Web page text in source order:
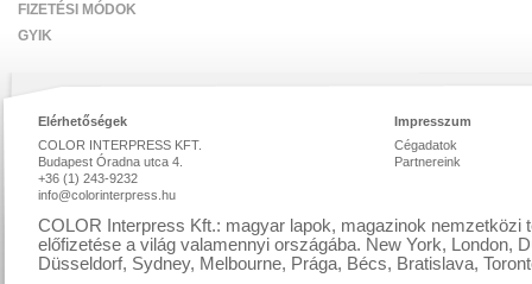
FIZETÉSI MÓDOK
GYIK
Elérhetőségek
COLOR INTERPRESS KFT.
Budapest Óradna utca 4.
+36 (1) 243-9232
info@colorinterpress.hu
Impresszum
Cégadatok
Partnereink
COLOR Interpress Kft.: magyar lapok, magazinok nemzetközi
előfizetése a világ valamennyi országába. New York, London,
Düsseldorf, Sydney, Melbourne, Prága, Bécs, Bratislava,